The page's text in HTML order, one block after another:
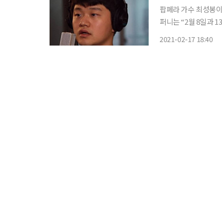
팝페라 가수 최성봉이 암 투병
퍼니는 “2월 8일과
2021-02-17 18:40